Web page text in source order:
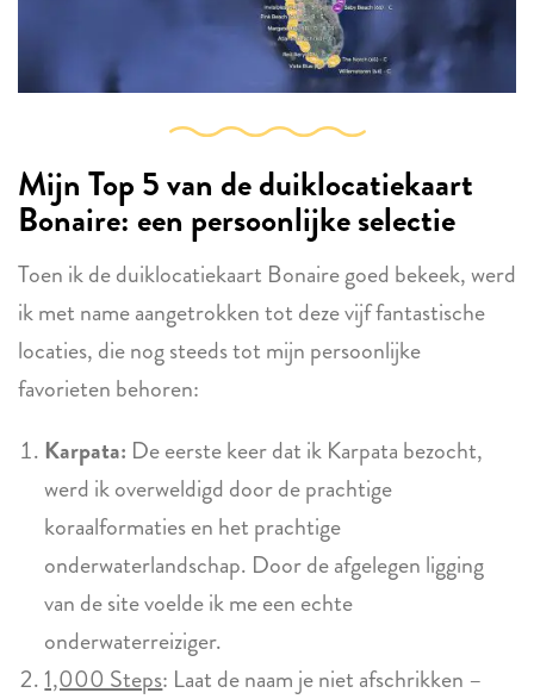
Mijn Top 5 van de duiklocatiekaart
Bonaire: een persoonlijke selectie
Toen ik de duiklocatiekaart Bonaire goed bekeek, werd
ik met name aangetrokken tot deze vijf fantastische
locaties, die nog steeds tot mijn persoonlijke
favorieten behoren:
Karpata: De eerste keer dat ik Karpata bezocht,
werd ik overweldigd door de prachtige
koraalformaties en het prachtige
onderwaterlandschap. Door de afgelegen ligging
van de site voelde ik me een echte
onderwaterreiziger.
1,000 Steps: Laat de naam je niet afschrikken –